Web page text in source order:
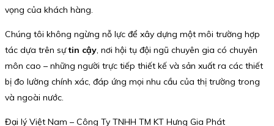
vọng của khách hàng.
Chúng tôi không ngừng nỗ lực để xây dựng một môi trường hợp
tác dựa trên sựtin cậy, nơi hội tụ đội ngũ chuyên gia có chuyên
môn cao – những người trực tiếp thiết kế và sản xuất ra các thiết
bị đo lường chính xác, đáp ứng mọi nhu cầu của thị trường trong
và ngoài nước.
Đại lý Việt Nam – Công Ty TNHH TM KT Hưng Gia Phát